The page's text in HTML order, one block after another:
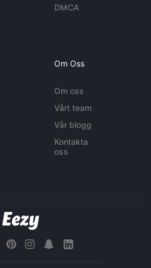
DMCA
Om Oss
Om oss
Vårt team
Vår blogg
Kontakta
oss